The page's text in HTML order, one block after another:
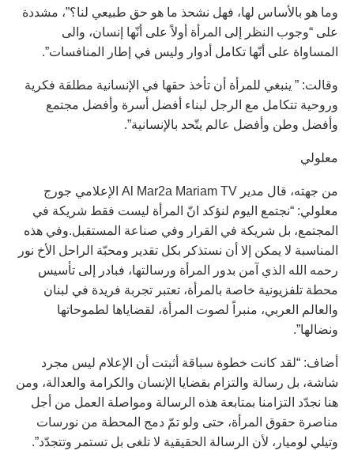
وما هو بالأساس لها، فهل نشحذ ما هو حق طبيعي لنا؟”، مشددة
على “وجوب النظر إلى المرأة أولاً على أنّها إنسان، والى
المساواة على أنّها تكامل أدوار وليس في إطار المنافسات”.
وقالت: ” ينبغي للمرأة أن تأخذ حقها في الإنسانية مطلقة فكرية
وروحية تتكامل مع الرجل لبناء أفضل أسرة وأفضل مجتمع
وأفضل وطن وأفضل عالم يتّحد بالإنسانية”.
معلولي
من جهته، قال مدير Al Mar2a Mariam TV الإعلامي جورج
معلولي: “نجتمع اليوم لنؤكد انّ المرأة ليست فقط شريكة في
المجتمع، بل شريكة في القرار وفي صناعة المستقبل.وفي هذه
المناسبة لا يمكن إلا أن نستذكر بكل تقدير ومحبّة الراحل الأخ نور
رحمه الله الذي آمن بدور المرأة ورسالتها، فبادر إلى تأسيس
محطة تلفزيونية خاصة بالمرأة، تعتبر تجربة فريدة في لبنان
والعالم العربي، منبراً لصوت المرأة، لقضاياها لطموحاتها
ونضالها”.
أضاف: “لقد كانت خطوة سباقة أثبتت أن الإعلام ليس مجرد
شاشة، بل رسالة والتزام بقضايا الإنسان والكرامة والعدالة، ومن
هنا نجدّد التزامنا بمتابعة هذه الرسالة ومواصلة العمل من أجل
مناصرة حقوق المرأة، حتى ولو تمّ دمج المحطة من نورسات
وتيلي لوميار، لأن الرسالة الحقيقية لا تلغى بل تستمر وتتجدّد”.